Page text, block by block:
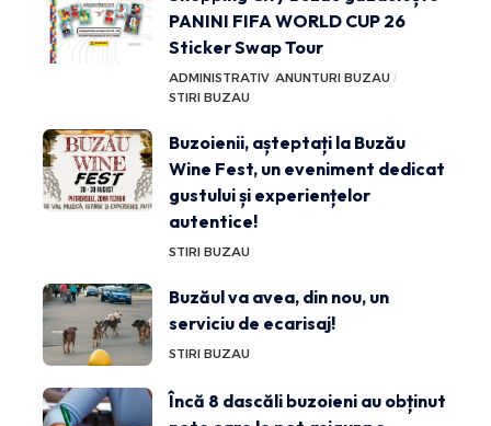
PANINI FIFA WORLD CUP 26
Sticker Swap Tour
ADMINISTRATIV ANUNTURI BUZAU
STIRI BUZAU
Buzoienii, așteptați la Buzău
Wine Fest, un eveniment dedicat
gustului și experiențelor
autentice!
STIRI BUZAU
Buzăul va avea, din nou, un
serviciu de ecarisaj!
STIRI BUZAU
Încă 8 dascăli buzoieni au obținut